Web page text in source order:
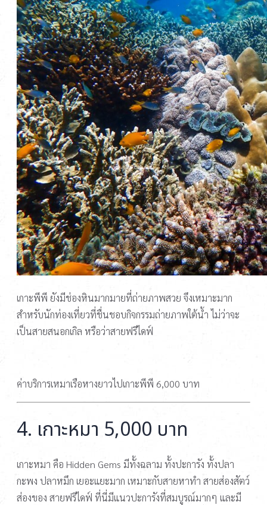
เกาะพีพี ยังมีช่องหินมากมายที่ถ่ายภาพสวย จึงเหมาะมาก
สำหรับนักท่องเที่ยวที่ชื่นชอบกิจกรรมถ่ายภาพใต้น้ำ ไม่ว่าจะ
เป็นสายสนอกเกิล หรือว่าสายฟรีไดฟ์
ค่าบริการเหมาเรือหางยาวไปเกาะพีพี 6,000 บาท
4. เกาะหมา 5,000 บาท
เกาะหมา คือ Hidden Gems มีทั้งฉลาม ทั้งปะการัง ทั้งปลา
กะพง ปลาหมึก เยอะแยะมาก เหมาะกับสายหาทำ สายส่องสัตว์
ส่องของ สายฟรีไดฟ์ ที่นี่มีแนวปะการังที่สมบูรณ์มากๆ และมี